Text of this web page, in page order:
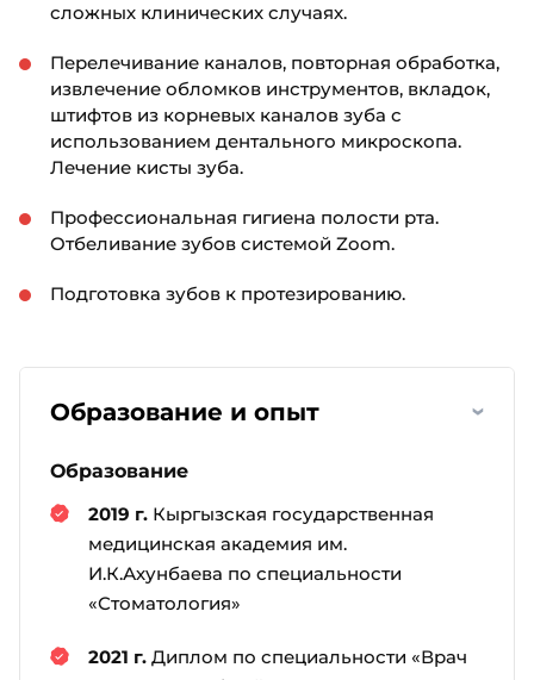
сложных клинических случаях.
Перелечивание каналов, повторная обработка,
извлечение обломков инструментов, вкладок,
штифтов из корневых каналов зуба с
использованием дентального микроскопа.
Лечение кисты зуба.
Профессиональная гигиена полости рта.
Отбеливание зубов системой Zoom.
Подготовка зубов к протезированию.
Образование и опыт ›
Образование
2019 г. Кыргызская государственная
медицинская академия им.
И.К.Ахунбаева по специальности
«Стоматология»
2021 г. Диплом по специальности «Врач